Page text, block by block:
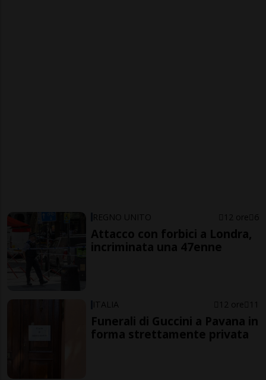
REGNO UNITO 12 ore 6
Attacco con forbici a Londra,
incriminata una 47enne
ITALIA 12 ore 11
Funerali di Guccini a Pavana in
forma strettamente privata